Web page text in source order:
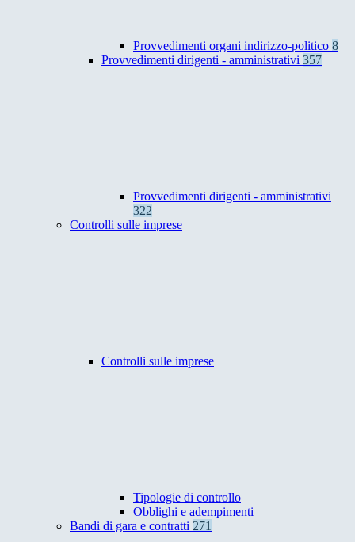
Provvedimenti organi indirizzo-politico 8
Provvedimenti dirigenti - amministrativi 357
Provvedimenti dirigenti - amministrativi
322
Controlli sulle imprese
Controlli sulle imprese
Tipologie di controllo
Obblighi e adempimenti
Bandi di gara e contratti 271